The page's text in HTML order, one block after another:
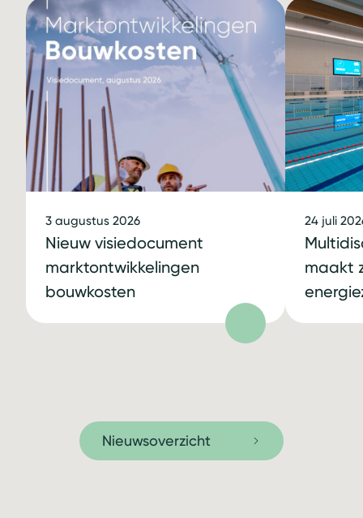
3 augustus 2026
Nieuw visiedocument
marktontwikkelingen
bouwkosten
24 juli
maakt
Nieuwsoverzicht